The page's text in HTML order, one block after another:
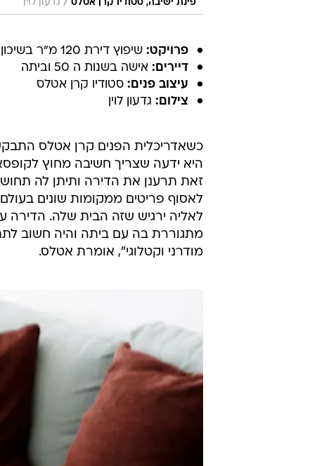
פינת ישיבה, סטודיו קרן אטלס / גדעון לוין
פרויקט: שיפוץ דירת 120 מ"ר בשיכון דן ת"א
דיירים: אישה בשנות ה 50 וביתה
עיצוב פנים: סטודיו קרן אטלס
צילום: גדעון לוין
כשאדריכלית הפנים קרן אטלס
היא ידעה שצריך חשיבה מחוץ
זאת תרענן את הדירה ותיתן לה
לאסוף פריטים ממקומות שונים
מתגוררת בה עם ביתה והיה חשוב
מודרני וקטלוגי", אומרת אטלס.